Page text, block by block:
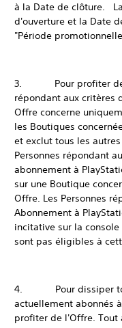
à la Date de clôture.
d'ouverture et la Date
"Période
3. Pour profiter de la
répondant aux critères
Offre concerne
les Boutiques
et exclut tous les
Personnes répondant
abonnement à
sur une Boutique
Offre. Les Personnes
Abonnement à
incitative sur la console
sont pas éligibles à
4. Pour dissiper
actuellement abonnés
profiter de l'Offre. Tout